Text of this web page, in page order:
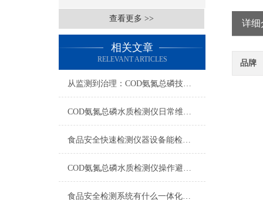
查看更多 >>
相关文章
RELEVANT ARTICLES
从监测到治理：COD氨氮总磷技术的双领域实战解析
COD氨氮总磷水质检测仪日常维护与试剂管理，降低故障率就靠这几招
食品安全快速检测仪器设备能检什么？一张表说清适用范围
COD氨氮总磷水质检测仪操作避坑指南：这几个步骤直接影响数据准确性
食品安全检测系统有什么一体化配置·2023仪器仪表推荐·山东云唐
详细
品牌